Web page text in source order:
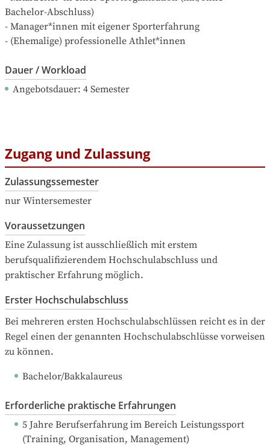
Bachelor-Abschluss)
- Manager*innen mit eigener Sporterfahrung
- (Ehemalige) professionelle Athlet*innen
Dauer / Workload
Angebotsdauer: 4 Semester
Zugang und Zulassung
Zulassungssemester
nur Wintersemester
Voraussetzungen
Eine Zulassung ist ausschließlich mit erstem
berufsqualifizierendem Hochschulabschluss und
praktischer Erfahrung möglich.
Erster Hochschulabschluss
Bei mehreren ersten Hochschulabschlüssen reicht es in der
Regel einen der genannten Hochschulabschlüsse vorweisen
zu können.
Bachelor/Bakkalaureus
Erforderliche praktische Erfahrungen
5 Jahre Berufserfahrung im Bereich Leistungssport
(Training, Organisation, Management)